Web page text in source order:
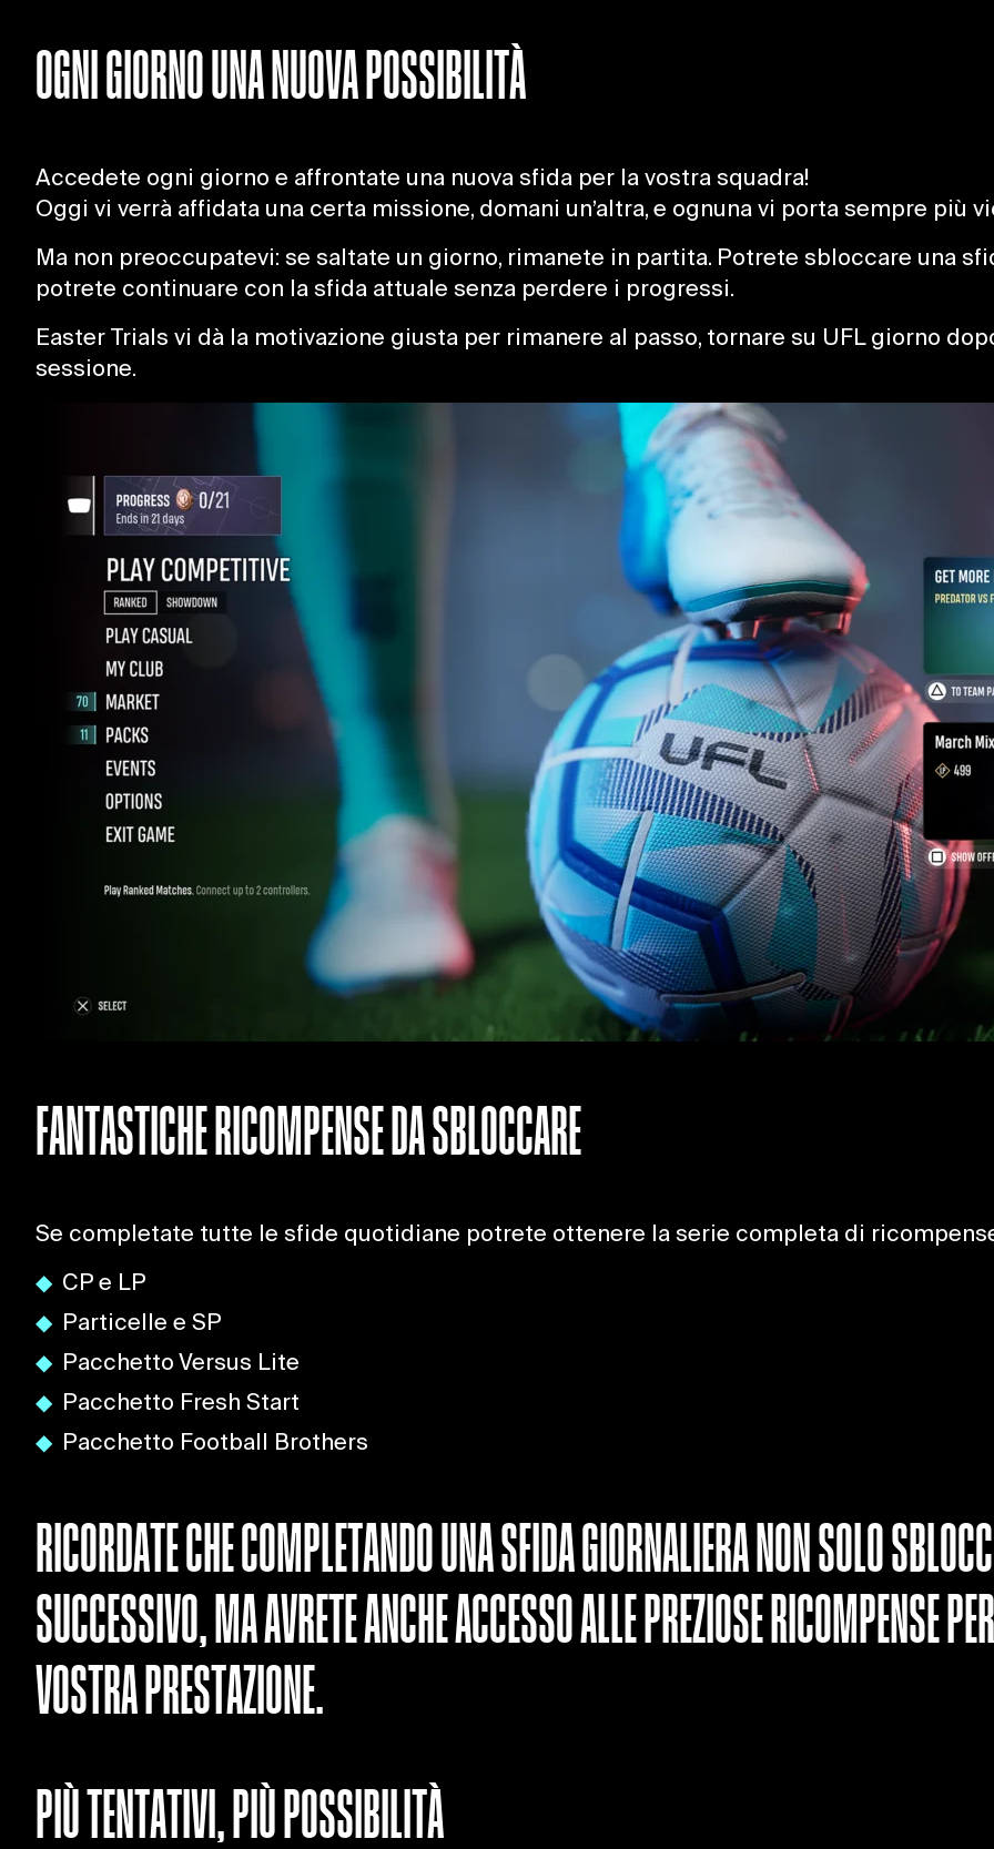
OGNI GIORNO UNA NUOVA POSSIBILITÀ
Accedete ogni giorno e affrontate una nuova sfida per la vostra squadra!
Oggi vi verrà affidata una certa missione, domani un’altra, e ognuna vi porta sempre più
Ma non preoccupatevi: se saltate un giorno, rimanete in partita. Potrete sbloccare una
potrete continuare con la sfida attuale senza perdere i progressi.
Easter Trials vi dà la motivazione giusta per rimanere al passo, tornare su UFL giorno
sessione.
FANTASTICHE RICOMPENSE DA SBLOCCARE
Se completate tutte le sfide quotidiane potrete ottenere la serie completa di
CP e LP
Particelle e SP
Pacchetto Versus Lite
Pacchetto Fresh Start
Pacchetto Football Brothers
RICORDATE CHE COMPLETANDO UNA SFIDA GIORNALIERA NON SOLO
SUCCESSIVO, MA AVRETE ANCHE ACCESSO ALLE PREZIOSE RICOMPENSE
VOSTRA PRESTAZIONE.
PIÙ TENTATIVI, PIÙ POSSIBILITÀ